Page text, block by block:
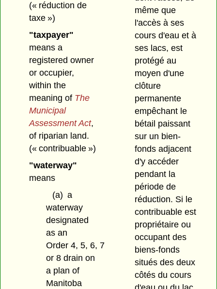
(« réduction de
taxe »)
"taxpayer"
means a
registered owner
or occupier,
within the
meaning of The
Municipal
Assessment Act,
of riparian land.
(« contribuable »)
"waterway"
means
(a) a
waterway
designated
as an
Order 4, 5, 6, 7
or 8 drain on
a plan of
Manitoba
même que
l'accès à ses
cours d'eau et à
ses lacs, est
protégé au
moyen d'une
clôture
permanente
empêchant le
bétail paissant
sur un bien-
fonds adjacent
d'y accéder
pendant la
période de
réduction. Si le
contribuable est
propriétaire ou
occupant des
biens-fonds
situés des deux
côtés du cours